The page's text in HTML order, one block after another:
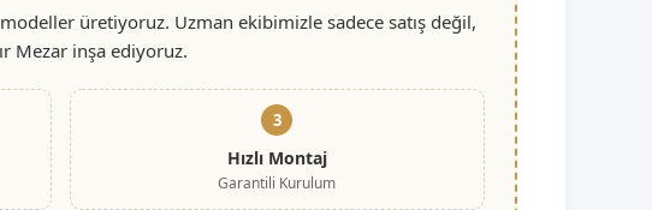
üretiyoruz. Uzman ekibimizle sadece satış değil,
Mezar inşa ediyoruz.
3
Hızlı Montaj
Garantili Kurulum